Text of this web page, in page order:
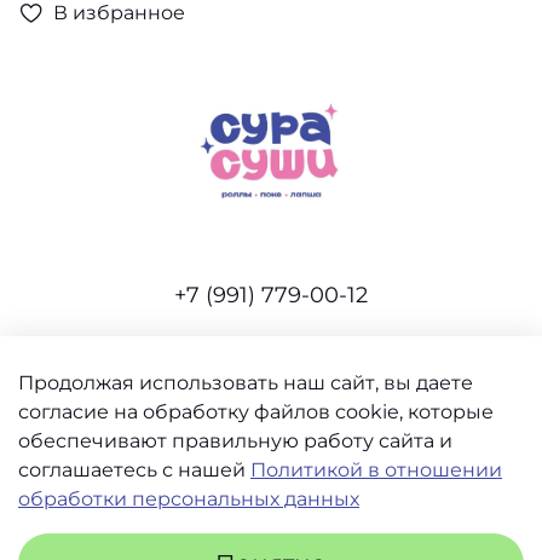
В избранное
+7 (991) 779-00-12
Интернет-магазин создан на inSales
Пользовательское соглашение
Продолжая использовать наш сайт, вы даете
согласие на обработку файлов cookie, которые
обеспечивают правильную работу сайта и
соглашаетесь с нашей Политикой в отношении
обработки персональных данных